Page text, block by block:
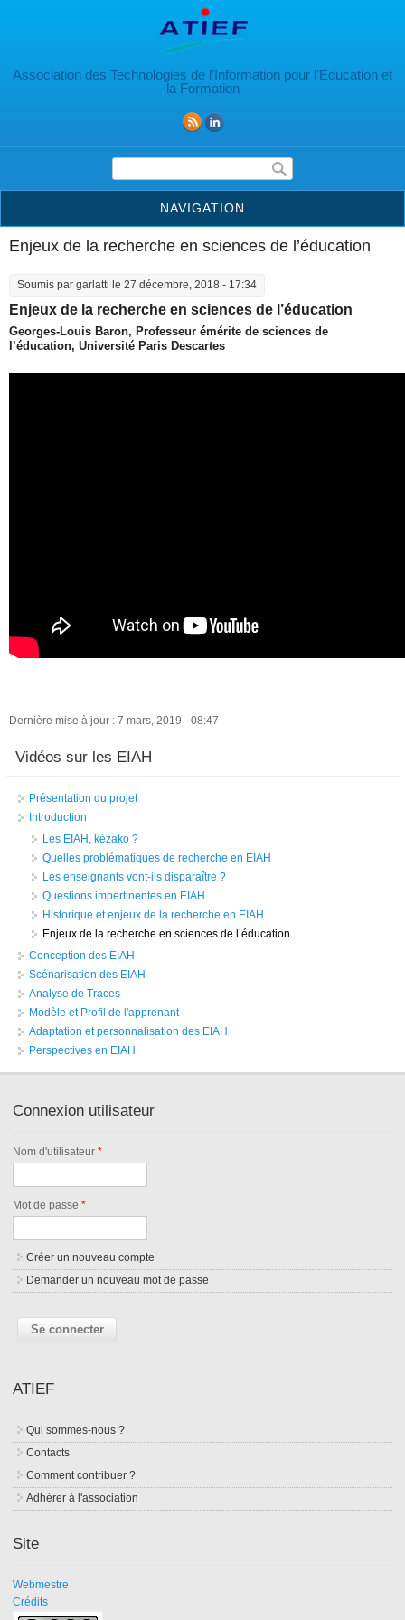
Association des Technologies de l’Information pour l’Education et
la Formation
Formulaire de recherche
NAVIGATION
Enjeux de la recherche en sciences de l’éducation
Soumis par garlatti le 27 décembre, 2018 - 17:34
Enjeux de la recherche en sciences de l’éducation
Georges-Louis Baron, Professeur émérite de sciences de
l’éducation, Université Paris Descartes
Dernière mise à jour : 7 mars, 2019 - 08:47
Vidéos sur les EIAH
Présentation du projet
Introduction
Les EIAH, kézako ?
Quelles problématiques de recherche en EIAH
Les enseignants vont-ils disparaître ?
Questions impertinentes en EIAH
Historique et enjeux de la recherche en EIAH
Enjeux de la recherche en sciences de l’éducation
Conception des EIAH
Scénarisation des EIAH
Analyse de Traces
Modèle et Profil de l'apprenant
Adaptation et personnalisation des EIAH
Perspectives en EIAH
Connexion utilisateur
Nom d'utilisateur*
Mot de passe*
Créer un nouveau compte
Demander un nouveau mot de passe
ATIEF
Qui sommes-nous ?
Contacts
Comment contribuer ?
Adhérer à l'association
Site
Webmestre
Crédits